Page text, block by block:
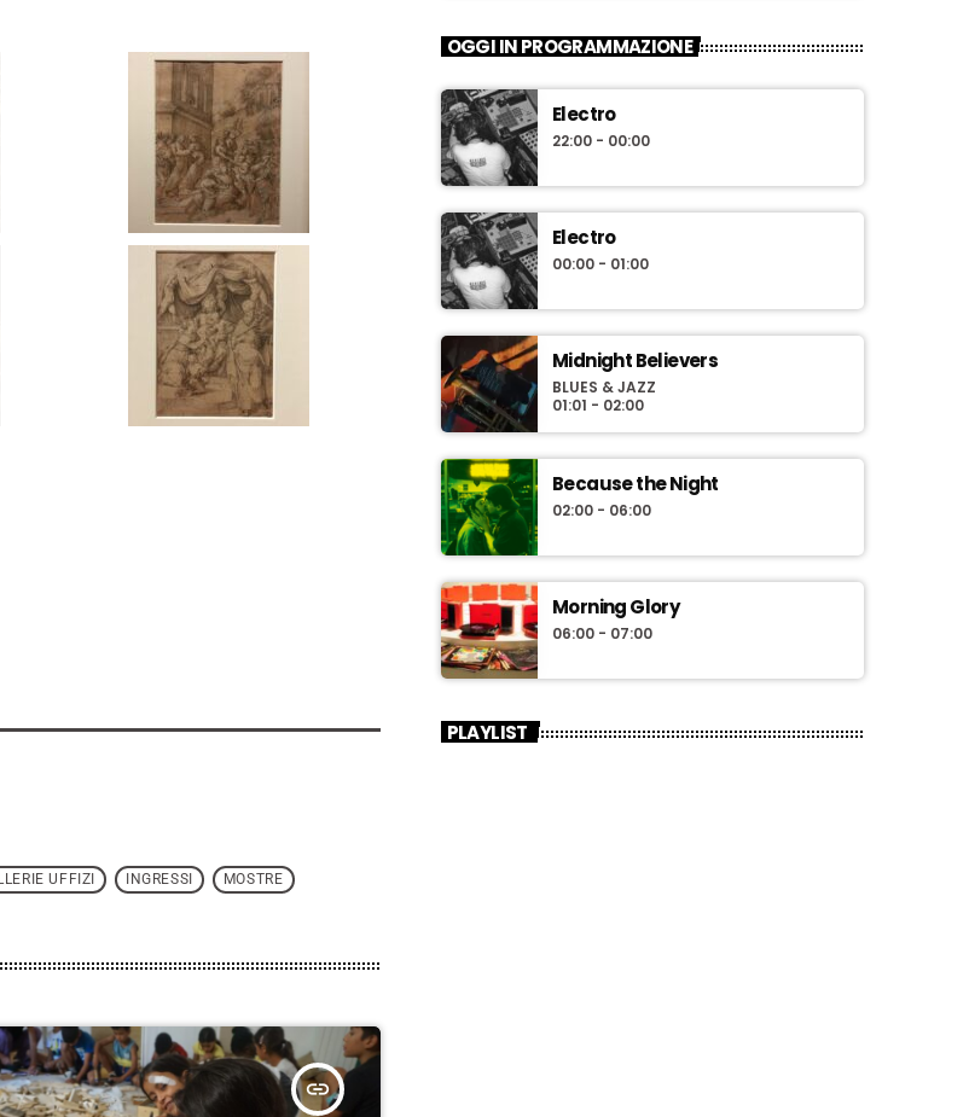
UFFIZI INGRESSI MOSTRE
insert_link
OGGI IN PROGRAMMAZIONE
Electro
22:00 - 00:00
Electro
00:00 - 01:00
Midnight Believers
BLUES & JAZZ
01:01 - 02:00
Because the Night
02:00 - 06:00
Morning Glory
06:00 - 07:00
PLAYLIST